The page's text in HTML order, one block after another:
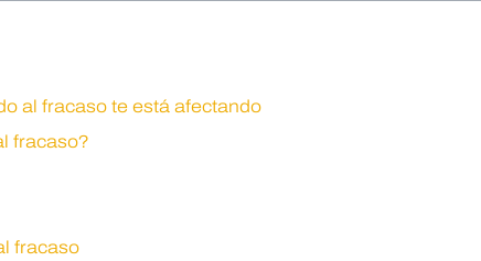
al fracaso te está afectando
fracaso?
fracaso